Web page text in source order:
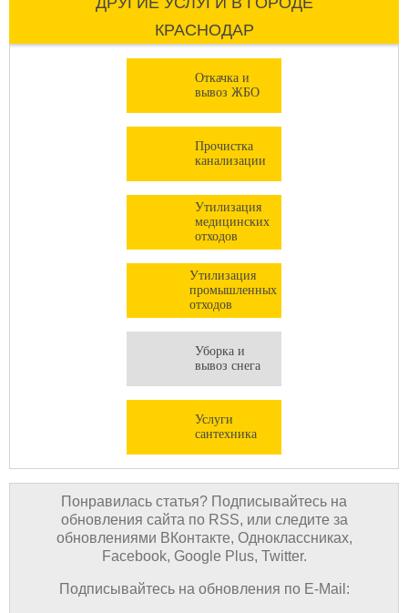
КРАСНОДАР
Откачка и
вывоз ЖБО
Прочистка
канализации
Утилизация
медицинских
отходов
Утилизация
промышленных
отходов
Уборка и
вывоз снега
Услуги
сантехника
Понравилась статья? Подписывайтесь на
обновления сайта по RSS, или следите за
обновлениями ВКонтакте, Одноклассниках,
Facebook, Google Plus, Twitter.
Подписывайтесь на обновления по E-Mail: